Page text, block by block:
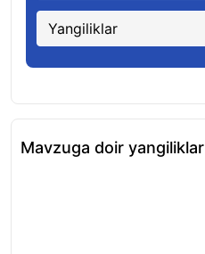
Yangiliklar
Mavzuga doir yangiliklar